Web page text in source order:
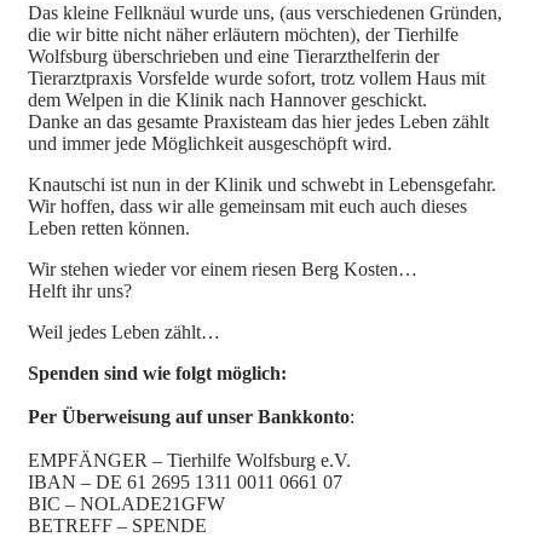
Das kleine Fellknäul wurde uns, (aus verschiedenen Gründen,
die wir bitte nicht näher erläutern möchten), der Tierhilfe
Wolfsburg überschrieben und eine Tierarzthelferin der
Tierarztpraxis Vorsfelde wurde sofort, trotz vollem Haus mit
dem Welpen in die Klinik nach Hannover geschickt.
Danke an das gesamte Praxisteam das hier jedes Leben zählt
und immer jede Möglichkeit ausgeschöpft wird.
Knautschi ist nun in der Klinik und schwebt in Lebensgefahr.
Wir hoffen, dass wir alle gemeinsam mit euch auch dieses
Leben retten können.
Wir stehen wieder vor einem riesen Berg Kosten…
Helft ihr uns?
Weil jedes Leben zählt…
Spenden sind wie folgt möglich:
Per Überweisung auf unser Bankkonto:
EMPFÄNGER – Tierhilfe Wolfsburg e.V.
IBAN – DE 61 2695 1311 0011 0661 07
BIC – NOLADE21GFW
BETREFF – SPENDE